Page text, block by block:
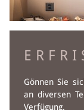
Gönnen Sie
an diversen
Verfügung.